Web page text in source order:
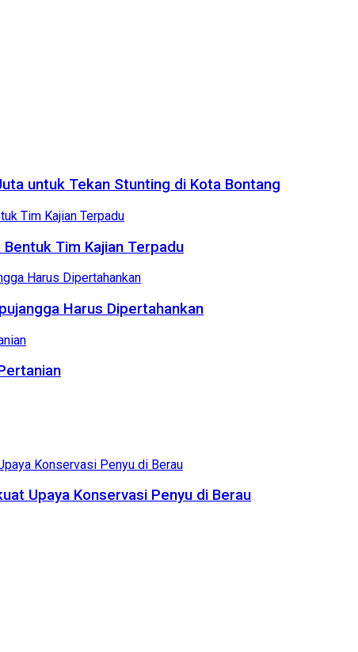
untuk Tekan Stunting di Kota Bontang
Tim Kajian Terpadu
Harus Dipertahankan
Upaya Konservasi Penyu di Berau